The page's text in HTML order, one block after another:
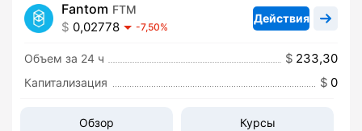
Fantom FTM
0,02778 -7,50%
Объем за 24 ч 233,30
Капитализация 0
Действия
Обзор Курсы